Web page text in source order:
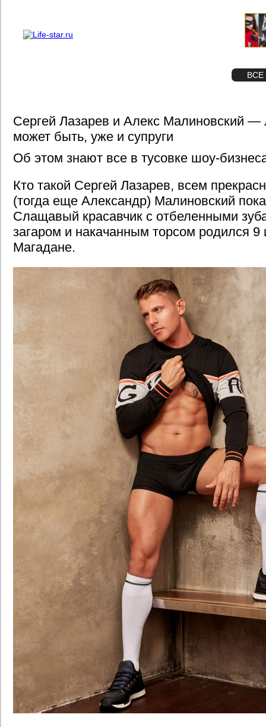
ВСЕ
Сергей Лазарев и Алекс Малиновский
может быть, уже и супруги
Об этом знают все в тусовке шоу-
Кто такой Сергей Лазарев, всем
(тогда еще Александр) Малиновский
Слащавый красавчик с отбеленными
загаром и накачанным торсом родился
Магадане.